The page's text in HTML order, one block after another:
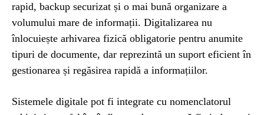
rapid, backup securizat și o mai bună organizare a
volumului mare de informații. Digitalizarea nu
înlocuiește arhivarea fizică obligatorie pentru anumite
tipuri de documente, dar reprezintă un suport eficient în
gestionarea și regăsirea rapidă a informațiilor.
Sistemele digitale pot fi integrate cu nomenclatorul